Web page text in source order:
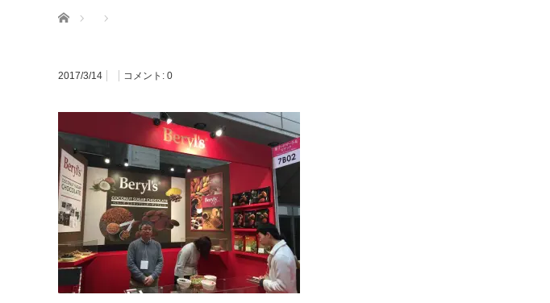
ホーム
2017/3/14 コメント: 0